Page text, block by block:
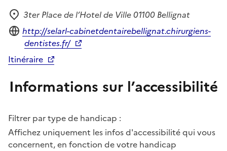
Adresse
3ter Place de l’Hotel de Ville 01100 Bellignat
Site internet
http://selarl-cabinetdentairebellignat.chirurgiens-
dentistes.fr/
Itinéraire
Informations sur l’accessibilité
Filtrer par type de handicap :
Affichez uniquement les infos d'accessibilité qui vous
concernent, en fonction de votre handicap